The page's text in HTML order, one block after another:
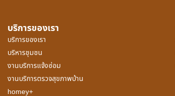
บริการของเรา
บริการของเรา
บริหารชุมชน
งานบริการแจ้งซ่อม
งานบริการตรวจสุขภาพบ้าน
homey+